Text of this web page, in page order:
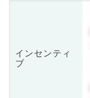
インセンティ
ブ